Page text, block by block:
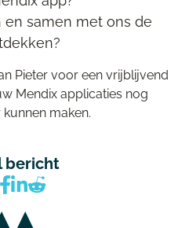
en samen met ons de
Pieter voor een vrijblijvend
Mendix applicaties nog
maken.
bericht